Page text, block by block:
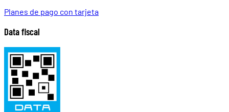
Planes de pago con tarjeta
Data fiscal